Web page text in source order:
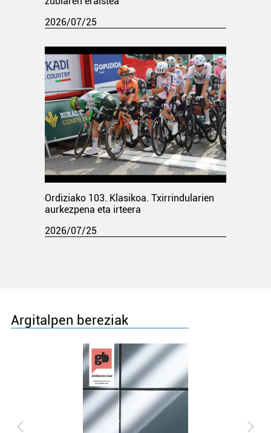
2026/07/25
Ordiziako 103. Klasikoa. Txirrindularien
aurkezpena eta irteera
2026/07/25
Argitalpen bereziak